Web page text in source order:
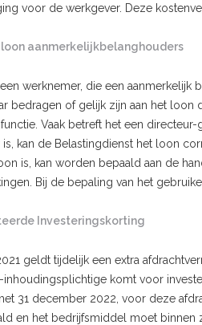
voor de werkgever. Deze
aanmerkelijkbelanghouders
werknemer, die een
bedragen of gelijk zijn aan het
Vaak betreft het een
kan de Belastingdienst het loon
is, kan worden bepaald aan de
Bij de bepaling van het
Investeringskorting
geldt tijdelijk een extra
inhoudingsplichtige komt voor
31 december 2022, voor deze
en het bedrijfsmiddel moet binnen